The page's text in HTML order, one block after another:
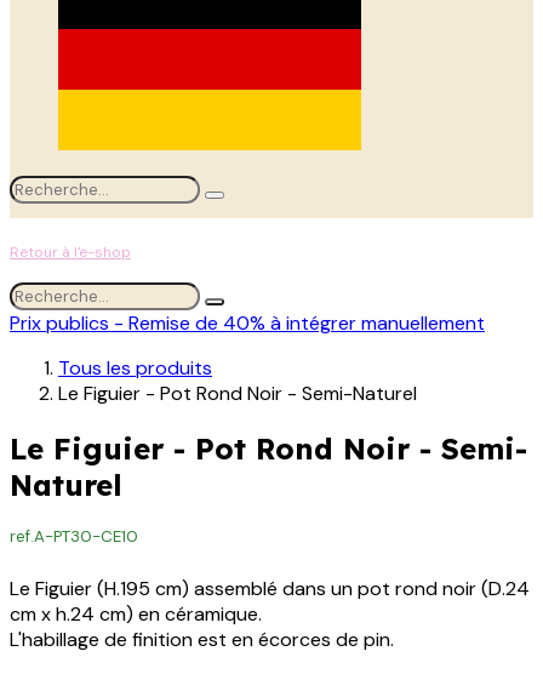
Retour à l'e-shop
Prix publics - Remise de 40% à intégrer manuellement
Tous les produits
Le Figuier - Pot Rond Noir - Semi-Naturel
Le Figuier - Pot Rond Noir - Semi-
Naturel
ref.A-PT30-CE10
Le Figuier (H.195 cm) assemblé dans un pot rond noir (D.24
cm x h.24 cm) en céramique.
L'habillage de finition est en écorces de pin.